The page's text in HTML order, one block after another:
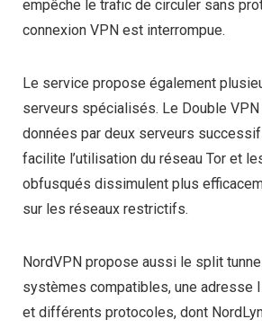
empêche le trafic de circuler sans
connexion VPN est interrompue.
Le service propose également
serveurs spécialisés. Le Double
données par deux serveurs
facilite l’utilisation du réseau Tor et
obfusqués dissimulent plus
sur les réseaux restrictifs.
NordVPN propose aussi le split
systèmes compatibles, une adresse
et différents protocoles, dont